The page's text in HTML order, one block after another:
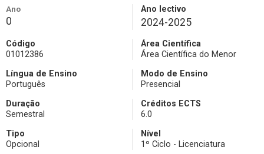
Ano
0
Ano lectivo
2024-2025
Código
01012386
Área Científica
Área Científica do Menor
Língua de Ensino
Português
Modo de Ensino
Presencial
Duração
Semestral
Créditos ECTS
6.0
Tipo
Opcional
Nível
1º Ciclo - Licenciatura